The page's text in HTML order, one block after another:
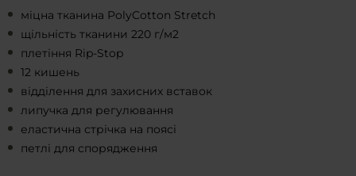
міцна тканина PolyCotton Stretch
щільність тканини 220 г/м2
плетіння Rip-Stop
12 кишень
відділення для захисних вставок
липучка для регулювання
еластична стрічка на поясі
петлі для спорядження